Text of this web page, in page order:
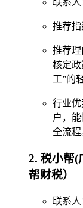
推荐
推荐
核定
工”的
行业
户，
全流程
2. 税小帮(
帮财税）
联系人